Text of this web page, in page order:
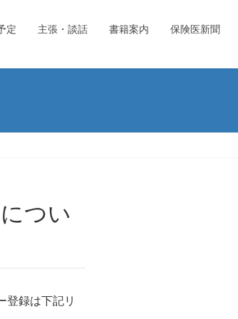
定 主張・談話 書籍案内 保険医新聞
登録は下記リ